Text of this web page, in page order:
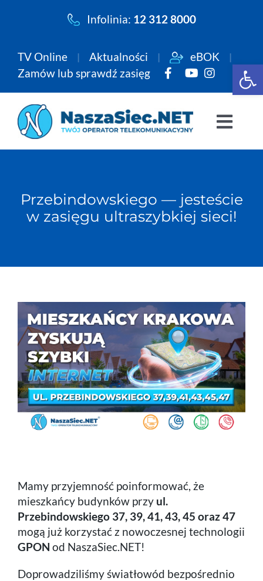
Infolinia: 12 312 8000
TV Online Aktualności
eBOK
Zamów lub sprawdź zasięg
Internet
Komórka
Praca
Przebindowskiego — jesteście
w zasięgu ultraszybkiej sieci!
Mamy przyjemność poinformować, że
mieszkańcy budynków przy ul.
Przebindowskiego 37, 39, 41, 43, 45 oraz 47
mogą już korzystać z nowoczesnej technologii
GPON od NaszaSiec.NET!
Doprowadziliśmy światłowód bezpośrednio